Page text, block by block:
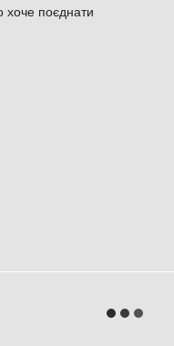
хоче поєднати